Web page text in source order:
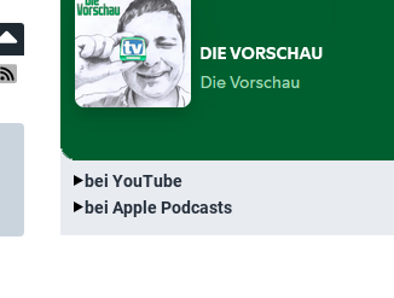
bei YouTube
bei Apple Podcasts